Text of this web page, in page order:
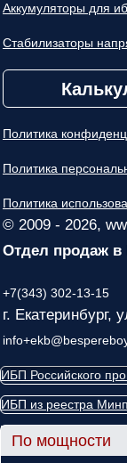
Аккумуляторы для
Стабилизаторы
Политика
Политика
Политика
© 2009 - 2026,
Отдел продаж в
+7(343) 302-13-15
г. Екатеринбург,
ИБП Российского
ИБП из реестра
По мощности